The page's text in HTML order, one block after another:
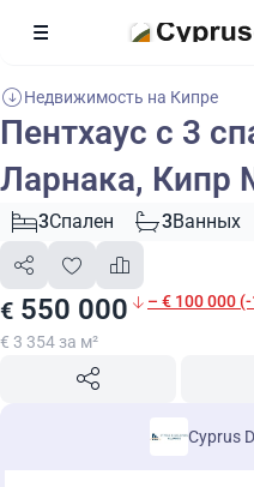
Недвижимость на Кипре
Пентхаус с 3
Ларнака, Кипр
3Спален 3Ванных
€ 550 000 – € 100 000
€ 3 354 за м²
Cyprus